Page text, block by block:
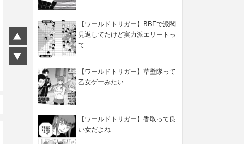
【ワールドトリガー】BBFで派閥
見返してたけど実力派エリートっ
て
【ワールドトリガー】草壁隊って
乙女ゲーみたい
【ワールドトリガー】香取って良
い女だよね